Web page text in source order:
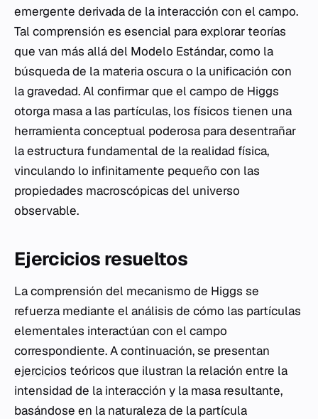
emergente derivada de la interacción con el campo.
Tal comprensión es esencial para explorar teorías
que van más allá del Modelo Estándar, como la
búsqueda de la materia oscura o la unificación con
la gravedad. Al confirmar que el campo de Higgs
otorga masa a las partículas, los físicos tienen una
herramienta conceptual poderosa para desentrañar
la estructura fundamental de la realidad física,
vinculando lo infinitamente pequeño con las
propiedades macroscópicas del universo
observable.
Ejercicios resueltos
La comprensión del mecanismo de Higgs se
refuerza mediante el análisis de cómo las partículas
elementales interactúan con el campo
correspondiente. A continuación, se presentan
ejercicios teóricos que ilustran la relación entre la
intensidad de la interacción y la masa resultante,
basándose en la naturaleza de la partícula